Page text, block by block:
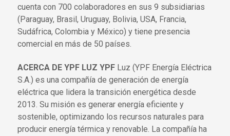
cuenta con 700 colaboradores en sus 9 subsidiarias
(Paraguay, Brasil, Uruguay, Bolivia, USA, Francia,
Sudáfrica, Colombia y México) y tiene presencia
comercial en más de 50 países.
ACERCA DE YPF LUZ YPFLuz (YPF Energía Eléctrica
S.A.) es una compañía de generación de energía
eléctrica que lidera la transición energética desde
2013. Su misión es generar energía eficiente y
sostenible, optimizando los recursos naturales para
producir energía térmica y renovable. La compañía ha